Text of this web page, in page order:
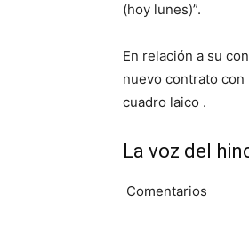
(hoy lunes)”.
En relación a su
nuevo contrato
cuadro laico .
La voz del
Comentarios